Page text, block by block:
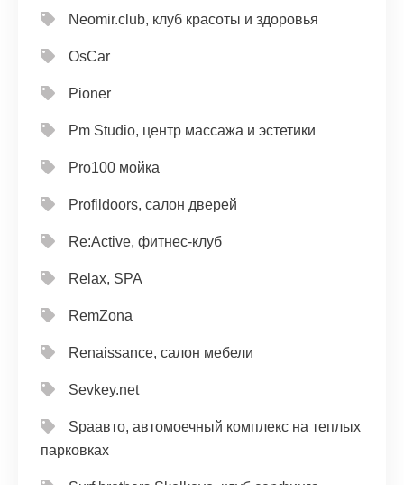
Neomir.club, клуб красоты и здоровья
OsCar
Pioner
Pm Studio, центр массажа и эстетики
Pro100 мойка
Profildoors, салон дверей
Re:Active, фитнес-клуб
Relax, SPA
RemZona
Renaissance, салон мебели
Sevkey.net
Spaавто, автомоечный комплекс на теплых
парковках